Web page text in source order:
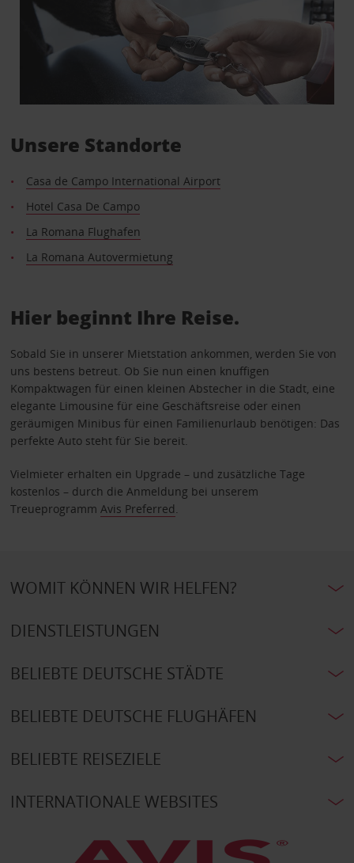
Unsere Standorte
Casa de Campo International Airport
Hotel Casa De Campo
La Romana Flughafen
La Romana Autovermietung
Hier beginnt Ihre Reise.
Sobald Sie in unserer Mietstation ankommen, werden Sie von
uns bestens betreut. Ob Sie nun einen knuffigen
Kompaktwagen für einen kleinen Abstecher in die Stadt, eine
elegante Limousine für eine Geschäftsreise oder einen
geräumigen Minibus für einen Familienurlaub benötigen: Das
perfekte Auto steht für Sie bereit.
Vielmieter erhalten ein Upgrade – und zusätzliche Tage
kostenlos – durch die Anmeldung bei unserem
Treueprogramm Avis Preferred
WOMIT KÖNNEN WIR HELFEN?
DIENSTLEISTUNGEN
BELIEBTE DEUTSCHE STÄDTE
BELIEBTE DEUTSCHE FLUGHÄFEN
BELIEBTE REISEZIELE
INTERNATIONALE WEBSITES